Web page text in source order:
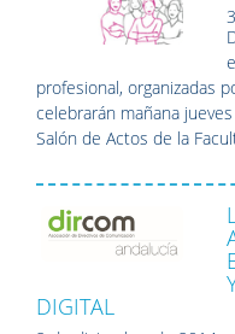
profesional, organizadas
celebrarán mañana
Salón de Actos de la
DIGITAL